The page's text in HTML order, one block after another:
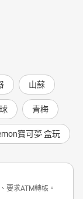
山蘇
青梅
寶可夢 盒玩
要求ATM轉帳。